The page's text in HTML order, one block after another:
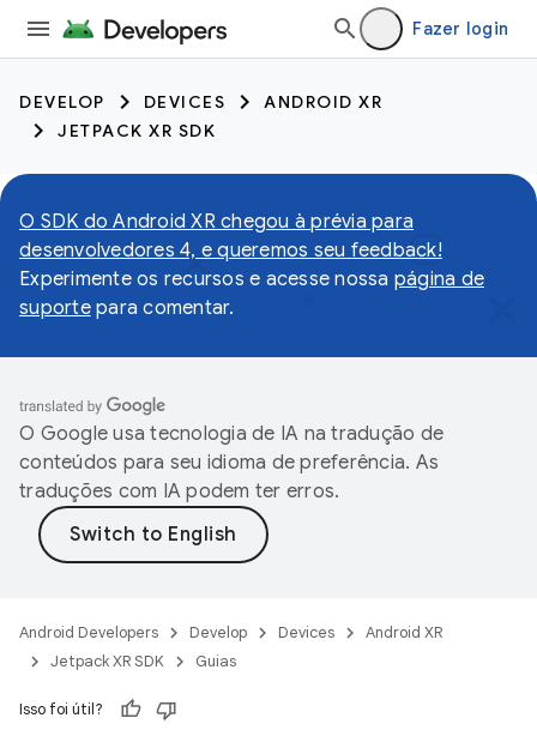
Fazer login
DEVELOP DEVICES
ANDROID XR
JETPACK XR SDK
O SDK do Android XR chegou à prévia para
desenvolvedores 4, e queremos seu feedback!
Experimente os recursos e acesse nossa página de
suportepara comentar.
O Google usa tecnologia de IA na tradução de
conteúdos para seu idioma de preferência. As
traduções com IA podem ter erros.
Android Developers Develop Devices
Android XR
Jetpack XR SDK
Guias
Isso foi útil?